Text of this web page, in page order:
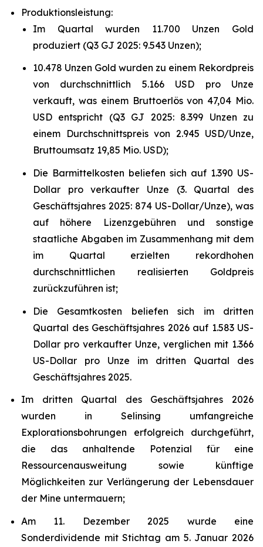
Produktionsleistung:
Im Quartal wurden 11.700 Unzen Gold
produziert (Q3 GJ 2025: 9.543 Unzen);
10.478 Unzen Gold wurden zu einem Rekordpreis
von durchschnittlich 5.166 USD pro Unze
verkauft, was einem Bruttoerlös von 47,04 Mio.
USD entspricht (Q3 GJ 2025: 8.399 Unzen zu
einem Durchschnittspreis von 2.945 USD/Unze,
Bruttoumsatz 19,85 Mio. USD);
Die Barmittelkosten beliefen sich auf 1.390 US-
Dollar pro verkaufter Unze (3. Quartal des
Geschäftsjahres 2025: 874 US-Dollar/Unze), was
auf höhere Lizenzgebühren und sonstige
staatliche Abgaben im Zusammenhang mit dem
im Quartal erzielten rekordhohen
durchschnittlichen realisierten Goldpreis
zurückzuführen ist;
Die Gesamtkosten beliefen sich im dritten
Quartal des Geschäftsjahres 2026 auf 1.583 US-
Dollar pro verkaufter Unze, verglichen mit 1.366
US-Dollar pro Unze im dritten Quartal des
Geschäftsjahres 2025.
Im dritten Quartal des Geschäftsjahres 2026
wurden in Selinsing umfangreiche
Explorationsbohrungen erfolgreich durchgeführt,
die das anhaltende Potenzial für eine
Ressourcenausweitung sowie künftige
Möglichkeiten zur Verlängerung der Lebensdauer
der Mine untermauern;
Am 11. Dezember 2025 wurde eine
Sonderdividende mit Stichtag am 5. Januar 2026